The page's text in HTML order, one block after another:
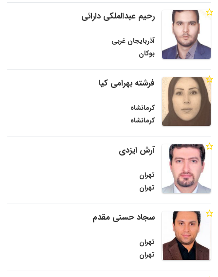
رحیم عبدالملکی دارائی
آذربایجان غربی
بوکان
فرشته بهرامی کیا
کرمانشاه
کرمانشاه
آرش ایزدی
تهران
تهران
سجاد حسنی مقدم
تهران
تهران